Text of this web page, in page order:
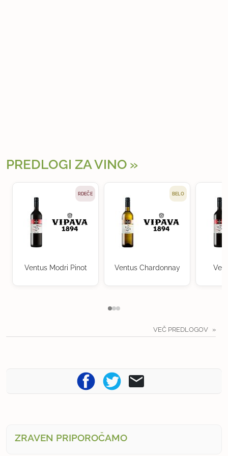
PREDLOGI ZA VINO
RDEČE
Ventus Modri Pinot
BELO
Ventus Chardonnay
VEČ PREDLOGOV
ZRAVEN PRIPOROČAMO